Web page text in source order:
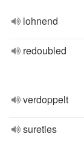
lohnend
redoubled
verdoppelt
sureties